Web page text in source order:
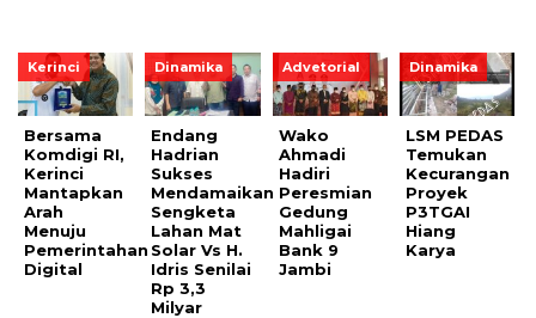
Kerinci
Bersama
Komdigi RI,
Kerinci
Mantapkan
Arah
Menuju
Pemerintahan
Digital
Dinamika
Endang
Hadrian
Sukses
Mendamaikan
Sengketa
Lahan Mat
Solar Vs H.
Idris Senilai
Rp 3,3
Milyar
Advetorial
Wako
Ahmadi
Hadiri
Peresmian
Gedung
Mahligai
Bank 9
Jambi
Dinamika
LSM PEDAS
Temukan
Kecurangan
Proyek
P3TGAI
Hiang
Karya